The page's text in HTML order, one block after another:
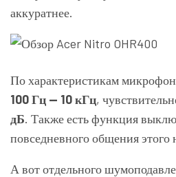
аккуратнее.
По характеристикам микрофон
100 Гц — 10 кГц,
дБ. Также есть функция
повседневного общения этого
А вот отдельного